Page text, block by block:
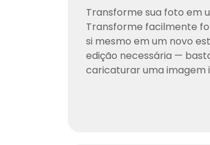
Transforme sua foto em
Transforme facilmente
si mesmo em um novo
edição necessária —
caricaturar uma imagem